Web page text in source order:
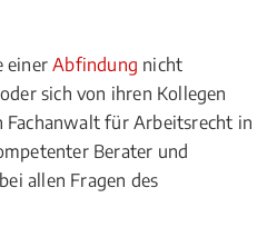
einerAbfindung nicht
sich von ihren Kollegen
Fachanwalt für Arbeitsrecht in
Berater und
allen Fragen des